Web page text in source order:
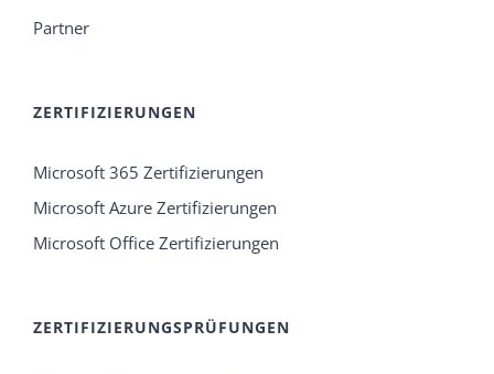
Partner
ZERTIFIZIERUNGEN
Microsoft 365 Zertifizierungen
Microsoft Azure Zertifizierungen
Microsoft Office Zertifizierungen
ZERTIFIZIERUNGSPRÜFUNGEN